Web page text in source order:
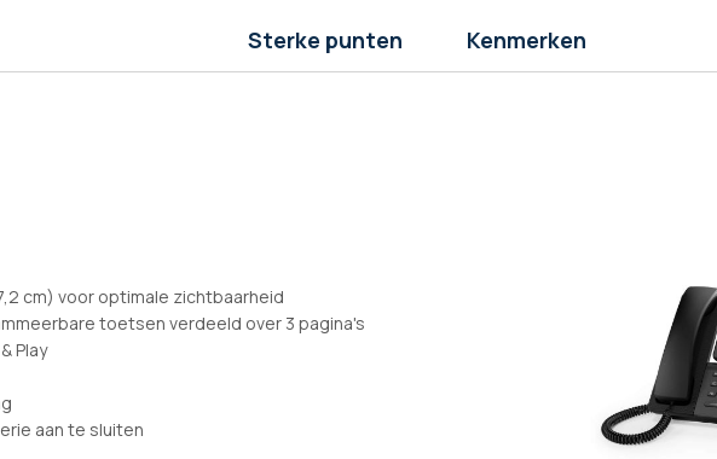
Sterke punten Kenmerken
cm) voor optimale zichtbaarheid
toetsen verdeeld over 3 pagina's
Play
aan te sluiten